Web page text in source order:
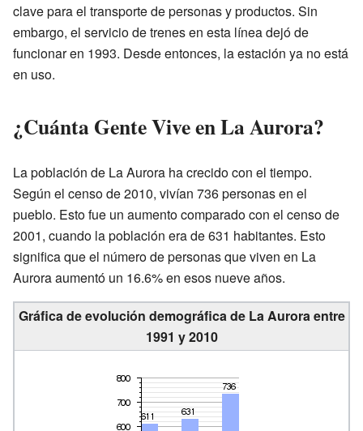
clave para el transporte de personas y productos. Sin
embargo, el servicio de trenes en esta línea dejó de
funcionar en 1993. Desde entonces, la estación ya no está
en uso.
¿Cuánta Gente Vive en La Aurora?
La población de La Aurora ha crecido con el tiempo.
Según el censo de 2010, vivían 736 personas en el
pueblo. Esto fue un aumento comparado con el censo de
2001, cuando la población era de 631 habitantes. Esto
significa que el número de personas que viven en La
Aurora aumentó un 16.6% en esos nueve años.
Gráfica de evolución demográfica de La Aurora entre
1991 y 2010